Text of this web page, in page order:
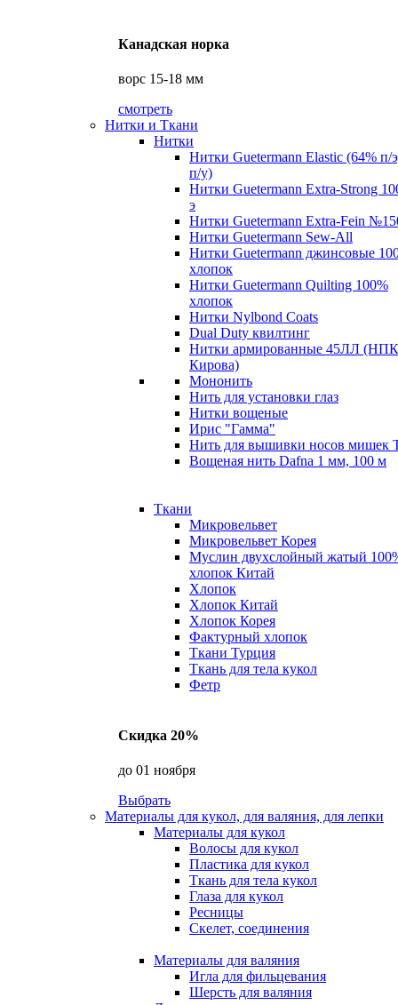
Канадская норка
ворс 15-18 мм
смотреть
Нитки и Ткани
Нитки
Нитки Guetermann Elastic (64% п/
п/у)
Нитки Guetermann Extra-Strong
э
Нитки Guetermann Extra-Fein
Нитки Guetermann Sew-All
Нитки Guetermann джинсовые
хлопок
Нитки Guetermann Quilting 100%
хлопок
Нитки Nylbond Coats
Dual Duty квилтинг
Нитки армированные 45ЛЛ
Кирова)
Мононить
Нить для установки глаз
Нитки вощеные
Ирис "Гамма"
Нить для вышивки носов мишек
Вощеная нить Dafna 1 мм, 100 м
Ткани
Микровельвет
Микровельвет Корея
Муслин двухслойный жатый
хлопок Китай
Хлопок
Хлопок Китай
Хлопок Корея
Фактурный хлопок
Ткани Турция
Ткань для тела кукол
Фетр
Скидка 20%
до 01 ноября
Выбрать
Материалы для кукол, для валяния, для лепки
Материалы для кукол
Волосы для кукол
Пластика для кукол
Ткань для тела кукол
Глаза для кукол
Ресницы
Скелет, соединения
Материалы для валяния
Игла для фильцевания
Шерсть для валяния